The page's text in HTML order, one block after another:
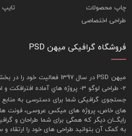
چاپ محصولات
طراحی اختصاصی
فروشگاه گرافیکی میهن PSD
ميهن PSD در سال 1397 فعاليت خود را در بخش های : 1-
2- طراحی لوگو 3- پروژه هاي آماده
جستجوی گرافيکی شما برای دسترسی به منابع
های خاص، پروژه های ميکس عروسی، فونت های
رايگــان ديگر که همگی برای شما طراحان و
به کمک آن بتوانيد طراحی های خود را ارتقاء